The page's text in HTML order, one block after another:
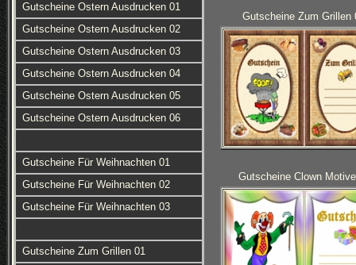
Gutscheine Ostern Ausdrucken 01
Gutscheine Ostern Ausdrucken 02
Gutscheine Ostern Ausdrucken 03
Gutscheine Ostern Ausdrucken 04
Gutscheine Ostern Ausdrucken 05
Gutscheine Ostern Ausdrucken 06
Gutscheine Für Weihnachten 01
Gutscheine Für Weihnachten 02
Gutscheine Für Weihnachten 03
Gutscheine Zum Grillen 01
Gutscheine Zum Grillen
Gutscheine Clown